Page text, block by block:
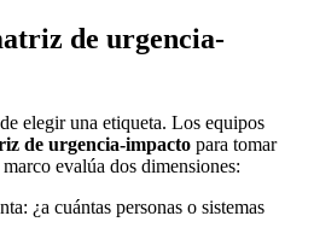
de urgencia-
elegir una etiqueta. Los equipos
de urgencia-impacto para tomar
evalúa dos dimensiones:
¿a cuántas personas o sistemas